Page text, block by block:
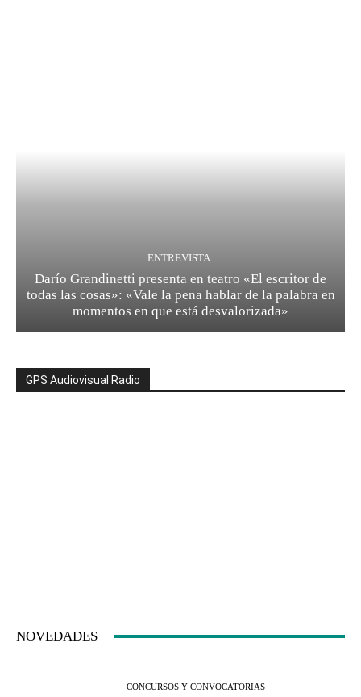
ENTREVISTA
Darío Grandinetti presenta en teatro «El escritor de
todas las cosas»: «Vale la pena hablar de la palabra en
momentos en que está desvalorizada»
GPS Audiovisual Radio
NOVEDADES
CONCURSOS Y CONVOCATORIAS